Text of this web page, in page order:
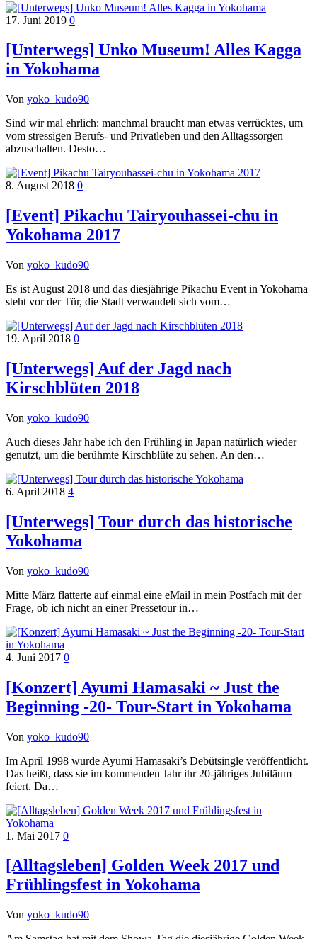
17. Juni 2019 0
[Unterwegs] Unko Museum! Alles Kagga
in Yokohama
Von yoko_kudo90
Sind wir mal ehrlich: manchmal braucht man etwas verrücktes, um
vom stressigen Berufs- und Privatleben und den Alltagssorgen
abzuschalten. Desto…
8. August 2018 0
[Event] Pikachu Tairyouhassei-chu in
Yokohama 2017
Von yoko_kudo90
Es ist August 2018 und das diesjährige Pikachu Event in Yokohama
steht vor der Tür, die Stadt verwandelt sich vom…
19. April 2018 0
[Unterwegs] Auf der Jagd nach
Kirschblüten 2018
Von yoko_kudo90
Auch dieses Jahr habe ich den Frühling in Japan natürlich wieder
genutzt, um die berühmte Kirschblüte zu sehen. An den…
6. April 2018 4
[Unterwegs] Tour durch das historische
Yokohama
Von yoko_kudo90
Mitte März flatterte auf einmal eine eMail in mein Postfach mit der
Frage, ob ich nicht an einer Pressetour in…
4. Juni 2017 0
[Konzert] Ayumi Hamasaki ~ Just the
Beginning -20- Tour-Start in Yokohama
Von yoko_kudo90
Im April 1998 wurde Ayumi Hamasaki’s Debütsingle veröffentlicht.
Das heißt, dass sie im kommenden Jahr ihr 20-jähriges Jubiläum
feiert. Da…
1. Mai 2017 0
[Alltagsleben] Golden Week 2017 und
Frühlingsfest in Yokohama
Von yoko_kudo90